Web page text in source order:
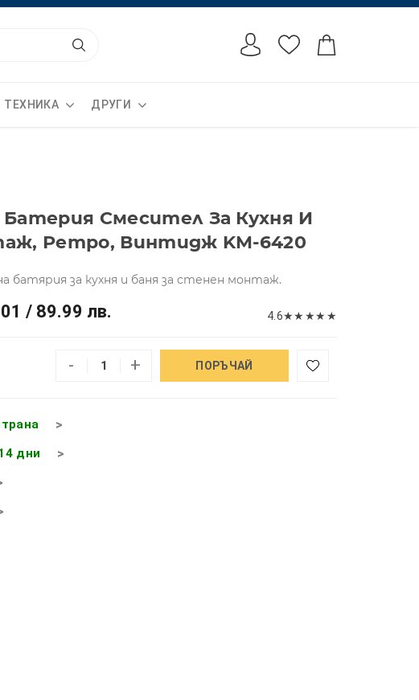
ТЕХНИКА ДРУГИ
Батерия Смесител За Кухня И
Ретро, Винтидж KM-6420
батярия за кухня и баня за стенен монтаж.
/ 89.99 лв. 4.6★★ ★★ ★
- + ПОРЪЧАЙ
дни